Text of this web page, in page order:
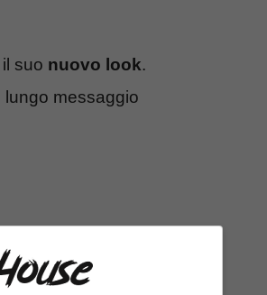
suo nuovo look.
lungo messaggio